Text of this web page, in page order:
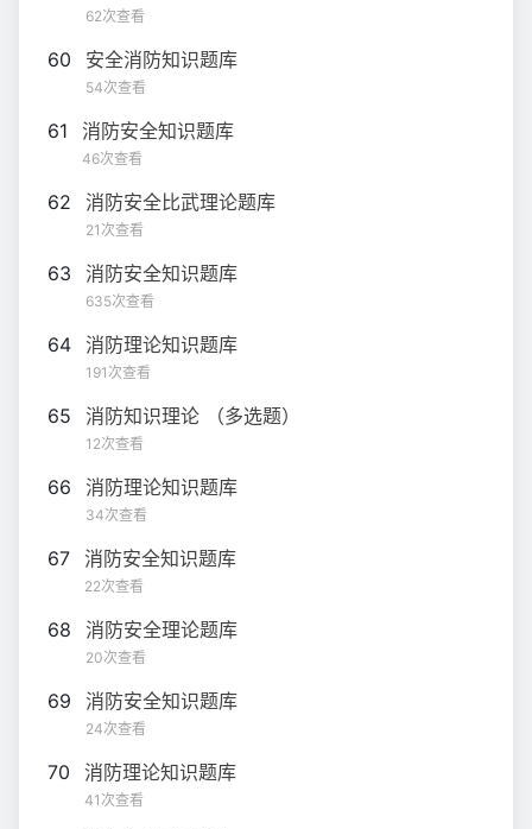
62次查看
60 安全消防知识题库
54次查看
61 消防安全知识题库
46次查看
62 消防安全比武理论题库
21次查看
63 消防安全知识题库
635次查看
64 消防理论知识题库
191次查看
65 消防知识理论 （多选题）
12次查看
66 消防理论知识题库
34次查看
67 消防安全知识题库
22次查看
68 消防安全理论题库
20次查看
69 消防安全知识题库
24次查看
70 消防理论知识题库
41次查看